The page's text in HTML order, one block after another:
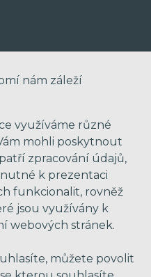
nám záleží
využíváme různé
mohli poskytnout
zpracování údajů,
k prezentaci
funkcionalit, rovněž
jsou využívány k
webových stránek.
můžete povolit